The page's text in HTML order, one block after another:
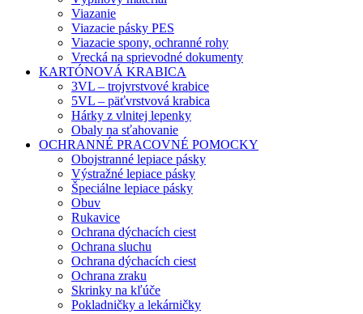
Viazanie
Viazacie pásky PES
Viazacie spony, ochranné rohy
Vrecká na sprievodné dokumenty
KARTÓNOVÁ KRABICA
3VL – trojvrstvové krabice
5VL – päťvrstvová krabica
Hárky z vlnitej lepenky
Obaly na sťahovanie
OCHRANNÉ PRACOVNÉ POMOCKY
Obojstranné lepiace pásky
Výstražné lepiace pásky
Špeciálne lepiace pásky
Obuv
Rukavice
Ochrana dýchacích ciest
Ochrana sluchu
Ochrana dýchacích ciest
Ochrana zraku
Skrinky na kľúče
Pokladničky a lekárničky